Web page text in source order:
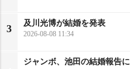
3
及川光博が結婚を発表
2026-08-08 11:34
ジャンボ、池田の結婚報告